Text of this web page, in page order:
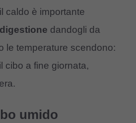
caldo è importante
dandogli da
le temperature scendono:
cibo a fine giornata,
umido